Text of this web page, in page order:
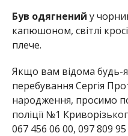
Був одягнений у
капюшоном, світлі
плече.
Якщо вам відома будь-
перебування Сергія
народження, просимо
поліції №1
067 456 06 00, 097 809